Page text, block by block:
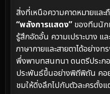
สิ่งที่เหนือความคาดหมายและ
“พลังการแสดง” ของทีมนัก
รู้สึกอัดอั้น ความเปราะบาง
ภาษากายและสายตาได้อย่าง
พึ่งพาบทสนทนา ดนตรีประ
ประพันธ์ขึ้นอย่างพิถีพิถัน คอ
ชมให้ดิ่งลึกไปกับตัวละครตั้ง